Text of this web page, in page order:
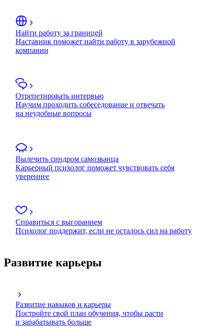
Найти работу за границей
Наставник поможет найти работу в зарубежной
компании
Отрепетировать интервью
Научим проходить собеседование и отвечать
на неудобные вопросы
Вылечить синдром самозванца
Карьерный психолог поможет чувствовать себя
увереннее
Справиться с выгоранием
Психолог поддержит, если не осталось сил на работу
Развитие карьеры
Развитие навыков и карьеры
Постройте свой план обучения, чтобы расти
и зарабатывать больше